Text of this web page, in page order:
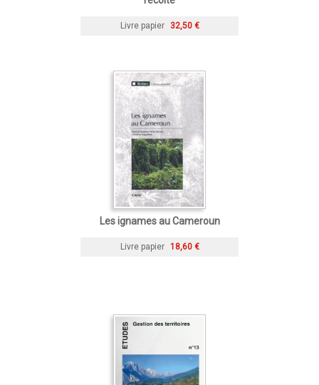
Livre papier 32,50 €
Les ignames au Cameroun
Livre papier 18,60 €